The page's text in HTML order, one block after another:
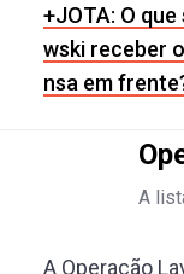
+JOTA: O
wski receber
nsa em
A
A Operação